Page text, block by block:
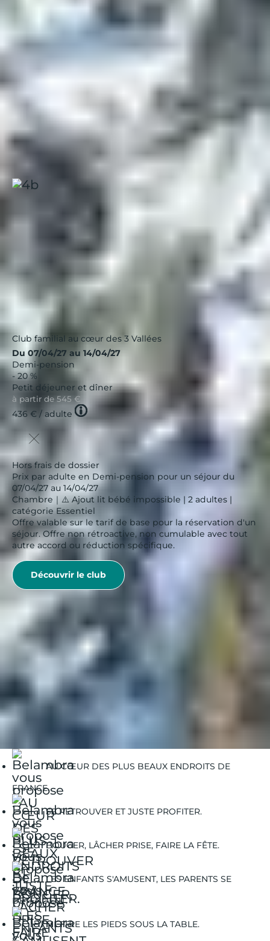
clubs Belambra des Menuiressont idéalement
situés pour profiter de toutes les glisses alternatives :
: proche du départ Roc 1 (luge Roc’n
Bob, snowpark)
: à deux pas de la luge sur rails La Mine
et du quartier d’animation
Ces clubs proposent également
la location de matériel
sur place
, un vrai plus pour tester différentes pratiques
sans contraintes logistiques.
Les Menuires, Neige et Ciel
Club familial au cœur des 3 Vallées
Du 07/04/27 au 14/04/27
Demi-pension
- 20 %
Petit déjeuner et dîner
à partir de 545 €
436 € / adulte Tooltip
icon
Hors frais de dossier
Prix par adulte en Demi-pension pour un séjour du
07/04/27 au 14/04/27
Chambre｜⚠️ Ajout lit bébé impossible | 2 adultes |
catégorie Essentiel
Offre valable sur le tarif de base pour la réservation d'un
séjour. Offre non rétroactive, non cumulable avec tout
autre accord ou réduction spécifique.
Découvrir le club
Belambra Clubs
Guides Vacances
Guides Destinations
Les Menuires
Les Menuires | Activités Hiver
AU CŒUR DES PLUS BEAUX ENDROITS DE
FRANCE.
SE RETROUVER ET JUSTE PROFITER.
BOUGER, LÂCHER PRISE, FAIRE LA FÊTE.
LES ENFANTS S'AMUSENT, LES PARENTS SE
DÉTENDENT.
METTRE LES PIEDS SOUS LA TABLE.